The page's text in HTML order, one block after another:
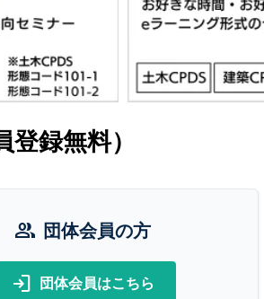
録無料）
group 団体会員の方
login 団体会員はこちら